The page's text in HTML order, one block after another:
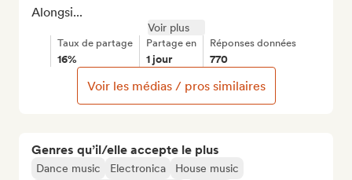
Genres qu’il/elle accepte le plus
Dance music Electronica
House music
Alongsi...
Voir plus
Taux de partage
16%
Partage en
1 jour
Réponses données
770
Voir les médias / pros similaires